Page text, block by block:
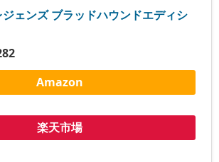
ェンズ ブラッドハウンドエディシ
Amazon
楽天市場